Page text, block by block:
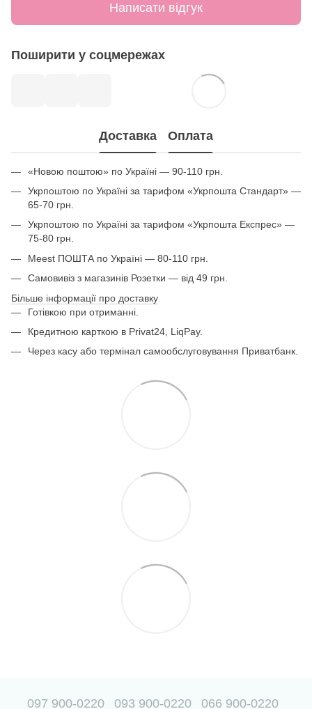
Написати відгук
Поширити у соцмережах
Доставка Оплата
«Новою поштою» по Україні — 90-110 грн.
Укрпоштою по Україні за тарифом «Укрпошта Стандарт» —
65-70 грн.
Укрпоштою по Україні за тарифом «Укрпошта Експрес» —
75-80 грн.
Meest ПОШТА по Україні — 80-110 грн.
Самовивіз з магазинів Розетки — від 49 грн.
Більше інформації про доставку
Готівкою при отриманні.
Кредитною карткою в Privat24, LiqPay.
Через касу або термінал самообслуговування Приватбанк.
097 900-0220 093 900-0220 066 900-0220